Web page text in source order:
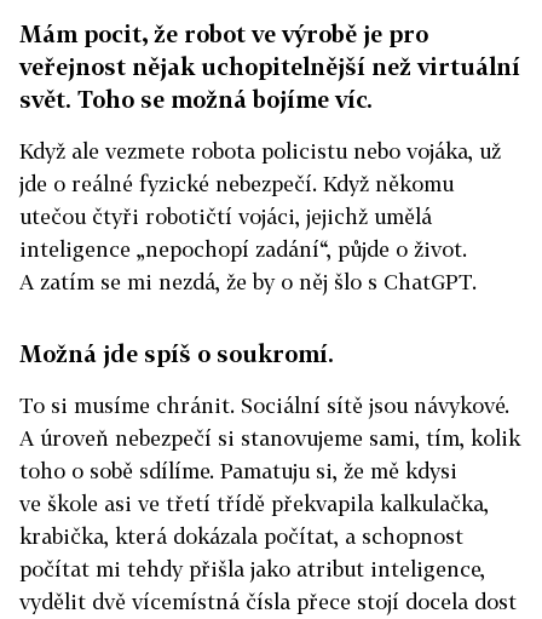
Mám pocit, že robot ve výrobě je pro
veřejnost nějak uchopitelnější než virtuální
svět. Toho se možná bojíme víc.
Když ale vezmete robota policistu nebo vojáka, už
jde o reálné fyzické nebezpečí. Když někomu
utečou čtyři robotičtí vojáci, jejichž umělá
inteligence „nepochopí zadání“, půjde o život.
A zatím se mi nezdá, že by o něj šlo s ChatGPT.
Možná jde spíš o soukromí.
To si musíme chránit. Sociální sítě jsou návykové.
A úroveň nebezpečí si stanovujeme sami, tím, kolik
toho o sobě sdílíme. Pamatuju si, že mě kdysi
ve škole asi ve třetí třídě překvapila kalkulačka,
krabička, která dokázala počítat, a schopnost
počítat mi tehdy přišla jako atribut inteligence,
vydělit dvě vícemístná čísla přece stojí docela dost